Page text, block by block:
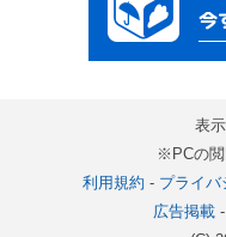
表示
※PCの閲
利用規約 - プライバ
広告掲載-